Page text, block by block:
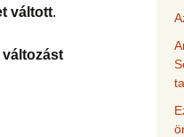
váltott.